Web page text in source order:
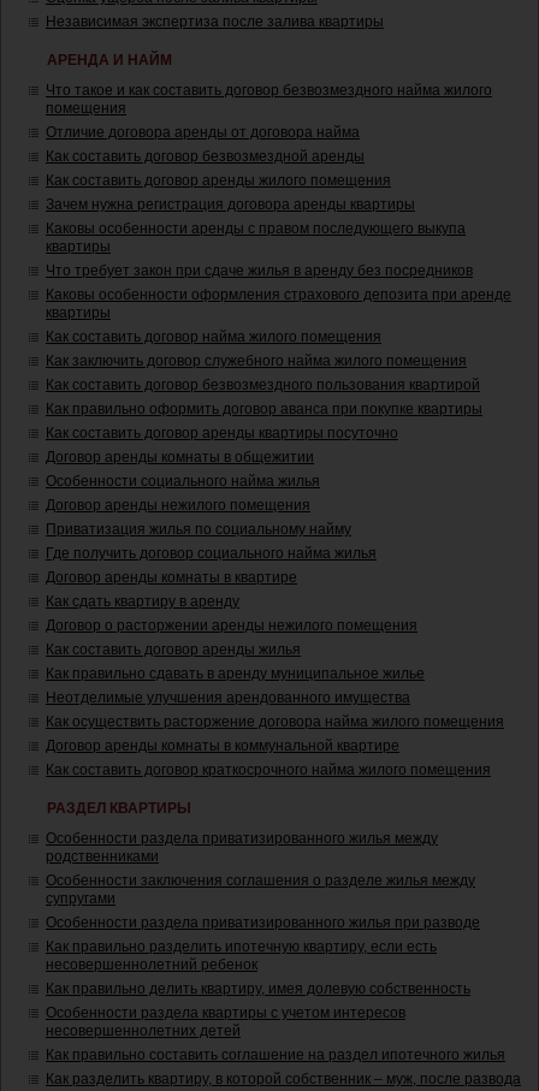
Независимая экспертиза после залива квартиры
АРЕНДА И НАЙМ
Что такое и как составить договор безвозмездного найма жилого
помещения
Отличие договора аренды от договора найма
Как составить договор безвозмездной аренды
Как составить договор аренды жилого помещения
Зачем нужна регистрация договора аренды квартиры
Каковы особенности аренды с правом последующего выкупа
квартиры
Что требует закон при сдаче жилья в аренду без посредников
Каковы особенности оформления страхового депозита при аренде
квартиры
Как составить договор найма жилого помещения
Как заключить договор служебного найма жилого помещения
Как составить договор безвозмездного пользования квартирой
Как правильно оформить договор аванса при покупке квартиры
Как составить договор аренды квартиры посуточно
Договор аренды комнаты в общежитии
Особенности социального найма жилья
Договор аренды нежилого помещения
Приватизация жилья по социальному найму
Где получить договор социального найма жилья
Договор аренды комнаты в квартире
Как сдать квартиру в аренду
Договор о расторжении аренды нежилого помещения
Как составить договор аренды жилья
Как правильно сдавать в аренду муниципальное жилье
Неотделимые улучшения арендованного имущества
Как осуществить расторжение договора найма жилого помещения
Договор аренды комнаты в коммунальной квартире
Как составить договор краткосрочного найма жилого помещения
РАЗДЕЛ КВАРТИРЫ
Особенности раздела приватизированного жилья между
родственниками
Особенности заключения соглашения о разделе жилья между
супругами
Особенности раздела приватизированного жилья при разводе
Как правильно разделить ипотечную квартиру, если есть
несовершеннолетний ребенок
Как правильно делить квартиру, имея долевую собственность
Особенности раздела квартиры с учетом интересов
несовершеннолетних детей
Как правильно составить соглашение на раздел ипотечного жилья
Как разделить квартиру, в которой собственник – муж, после развода